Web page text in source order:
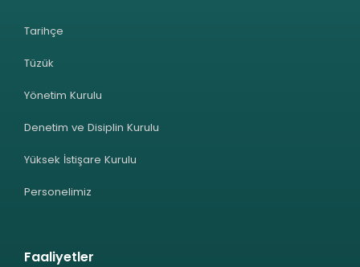
Tarihçe
Tüzük
Yönetim Kurulu
Denetim ve Disiplin Kurulu
Yüksek İstişare Kurulu
Personelimiz
Faaliyetler